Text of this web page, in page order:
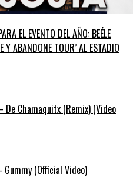
EL EVENTO DEL AÑO: BEÉLE
Y ABANDONE TOUR’ AL ESTADIO
De Chamaquitx (Remix) (Video
Gummy (Official Video)